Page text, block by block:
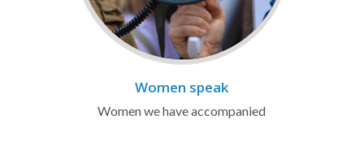
Women speak
Women we have accompanied